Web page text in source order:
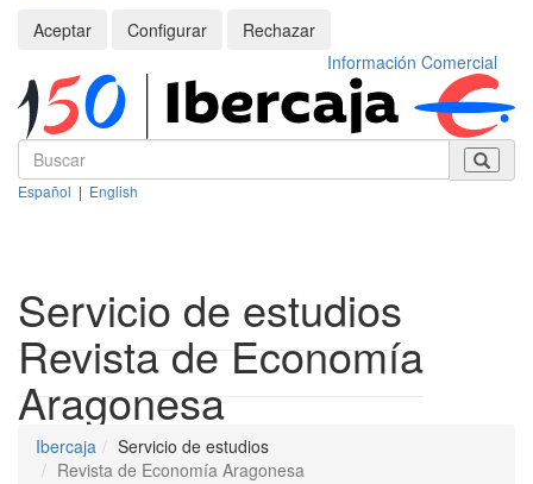
Aceptar
Configurar
Rechazar
Información Comercial
Español | English
Servicio de estudios
Revista de Economía
Aragonesa
Ibercaja
Servicio de estudios
Revista de Economía Aragonesa